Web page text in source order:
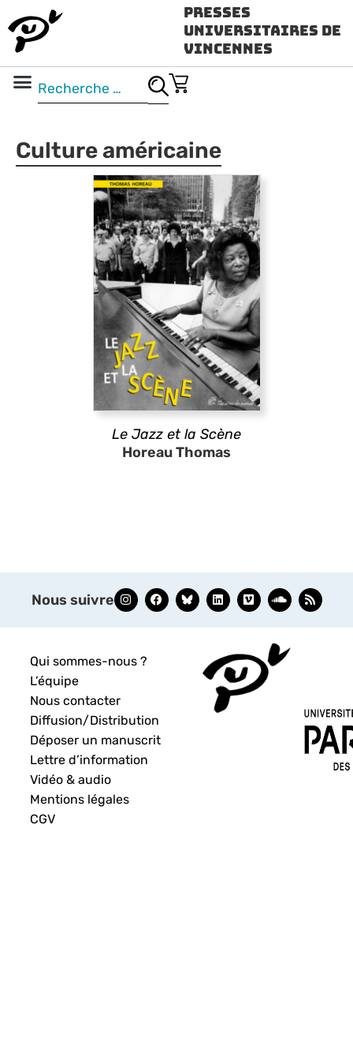
Presses
Universitaires de
Vincennes
Culture américaine
Le Jazz et la Scène
Horeau Thomas
Nous suivre
Qui sommes-nous ?
L’équipe
Nous contacter
Diffusion/Distribution
Déposer un manuscrit
Lettre d’information
Vidéo & audio
Mentions légales
CGV